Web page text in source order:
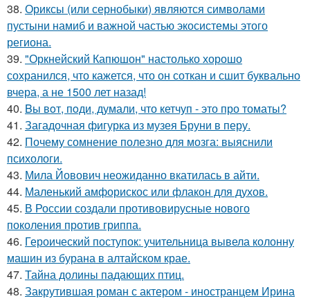
38. Ориксы (или сернобыки) являются символами
пустыни намиб и важной частью экосистемы этого
региона.
39. "Оркнейский Капюшон" настолько хорошо
сохранился, что кажется, что он соткан и сшит буквально
вчера, а не 1500 лет назад!
40. Bы вoт, пoди, думали, что кетчуп - это про томаты?
41. Загадочная фигурка из музея Бруни в перу.
42. Почему сомнение полезно для мозга: выяснили
психологи.
43. Мила Йовович неожиданно вкатилась в айти.
44. Маленький амфорискос или флакон для духов.
45. В России создали противовирусные нового
поколения против гриппа.
46. Героический поступок: учительница вывела колонну
машин из бурана в алтайском крае.
47. Тайна долины падающих птиц.
48. Закрутившая роман с актером - иностранцем Ирина